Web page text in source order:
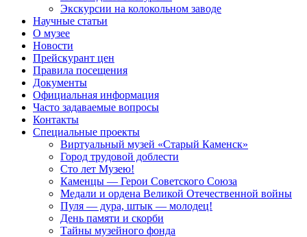
Экскурсии на колокольном заводе
Научные статьи
О музее
Новости
Прейскурант цен
Правила посещения
Документы
Официальная информация
Часто задаваемые вопросы
Контакты
Специальные проекты
Виртуальный музей «Старый Каменск»
Город трудовой доблести
Сто лет Музею!
Каменцы — Герои Советского Союза
Медали и ордена Великой Отечественной войны
Пуля — дура, штык — молодец!
День памяти и скорби
Тайны музейного фонда